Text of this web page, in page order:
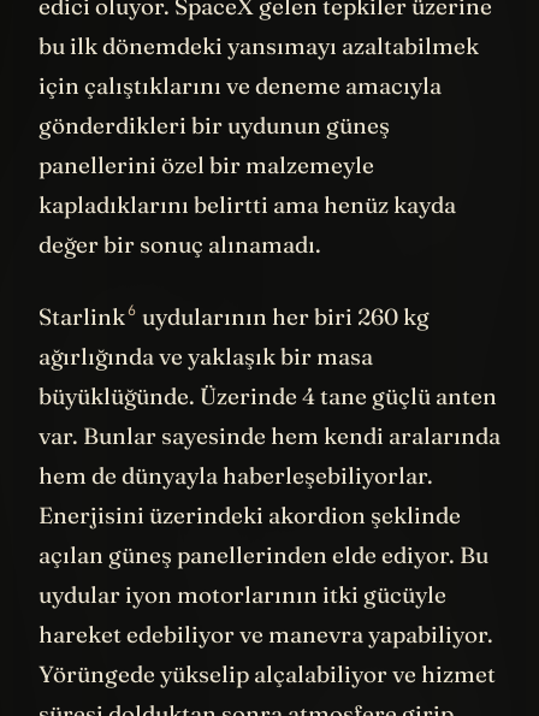
edici oluyor. SpaceX gelen tepkiler üzerine
bu ilk dönemdeki yansımayı azaltabilmek
için çalıştıklarını ve deneme amacıyla
gönderdikleri bir uydunun güneş
panellerini özel bir malzemeyle
kapladıklarını belirtti ama henüz kayda
Starlink 6uydularının her biri 260 kg
ağırlığında ve yaklaşık bir masa
büyüklüğünde. Üzerinde 4 tane güçlü anten
var. Bunlar sayesinde hem kendi aralarında
hem de dünyayla haberleşebiliyorlar.
Enerjisini üzerindeki akordion şeklinde
açılan güneş panellerinden elde ediyor. Bu
uydular iyon motorlarının itki gücüyle
hareket edebiliyor ve manevra yapabiliyor.